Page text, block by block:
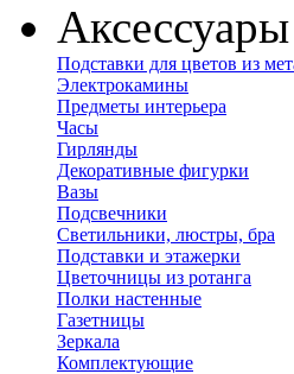
Подставки для цветов из
Электрокамины
Предметы интерьера
Часы
Гирлянды
Декоративные фигурки
Вазы
Подсвечники
Светильники, люстры, бра
Подставки и этажерки
Цветочницы из ротанга
Полки настенные
Газетницы
Зеркала
Комплектующие